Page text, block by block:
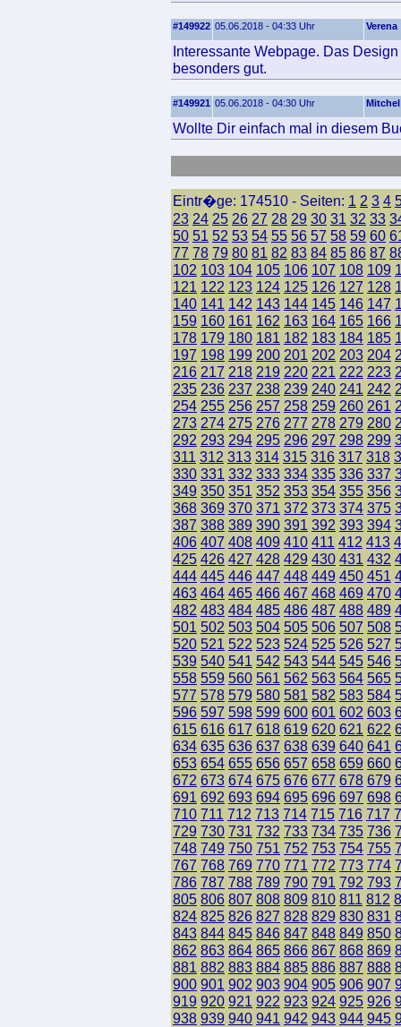
#149922 05.06.2018 - 04:33 Uhr Verena
Interessante Webpage. Das
besonders gut.
#149921 05.06.2018 - 04:30 Uhr Mitchel
Wollte Dir einfach mal in diesem
Eintr�ge: 174510 - Seiten: 1 2 3 4
23 24 25 26 27 28 29 30 31 32 33
50 51 52 53 54 55 56 57 58 59 60
77 78 79 80 81 82 83 84 85 86 87
102 103 104 105 106 107 108 109
121 122 123 124 125 126 127 128
140 141 142 143 144 145 146 147
159 160 161 162 163 164 165 166
178 179 180 181 182 183 184 185
197 198 199 200 201 202 203 204
216 217 218 219 220 221 222 223
235 236 237 238 239 240 241 242
254 255 256 257 258 259 260 261
273 274 275 276 277 278 279 280
292 293 294 295 296 297 298 299
311 312 313 314 315 316 317 318
330 331 332 333 334 335 336 337
349 350 351 352 353 354 355 356
368 369 370 371 372 373 374 375
387 388 389 390 391 392 393 394
406 407 408 409 410 411 412 413
425 426 427 428 429 430 431 432
444 445 446 447 448 449 450 451
463 464 465 466 467 468 469 470
482 483 484 485 486 487 488 489
501 502 503 504 505 506 507 508
520 521 522 523 524 525 526 527
539 540 541 542 543 544 545 546
558 559 560 561 562 563 564 565
577 578 579 580 581 582 583 584
596 597 598 599 600 601 602 603
615 616 617 618 619 620 621 622
634 635 636 637 638 639 640 641
653 654 655 656 657 658 659 660
672 673 674 675 676 677 678 679
691 692 693 694 695 696 697 698
710 711 712 713 714 715 716 717
729 730 731 732 733 734 735 736
748 749 750 751 752 753 754 755
767 768 769 770 771 772 773 774
786 787 788 789 790 791 792 793
805 806 807 808 809 810 811 812
824 825 826 827 828 829 830 831
843 844 845 846 847 848 849 850
862 863 864 865 866 867 868 869
881 882 883 884 885 886 887 888
900 901 902 903 904 905 906 907
919 920 921 922 923 924 925 926
938 939 940 941 942 943 944 945